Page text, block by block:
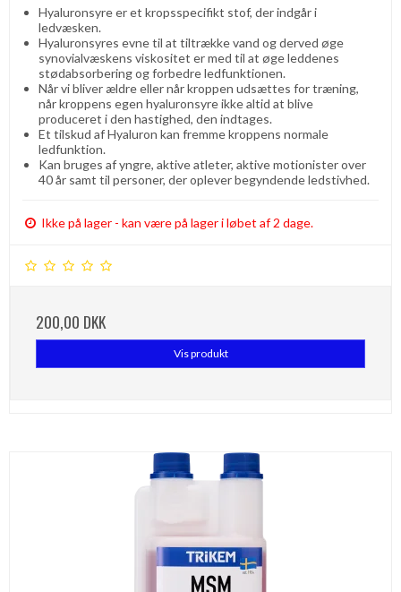
Hyaluronsyre er et kropsspecifikt stof, der indgår i
ledvæsken.
Hyaluronsyres evne til at tiltrække vand og derved øge
synovialvæskens viskositet er med til at øge leddenes
stødabsorbering og forbedre ledfunktionen.
Når vi bliver ældre eller når kroppen udsættes for træning,
når kroppens egen hyaluronsyre ikke altid at blive
produceret i den hastighed, den indtages.
Et tilskud af Hyaluron kan fremme kroppens normale
ledfunktion.
Kan bruges af yngre, aktive atleter, aktive motionister over
40 år samt til personer, der oplever begyndende ledstivhed.
Ikke på lager - kan være på lager i løbet af 2 dage.
200,00 DKK
Vis produkt